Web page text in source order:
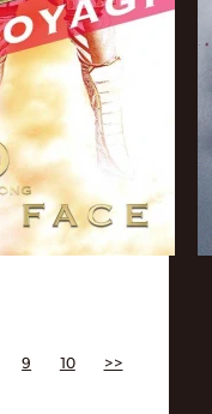
9 10 >>